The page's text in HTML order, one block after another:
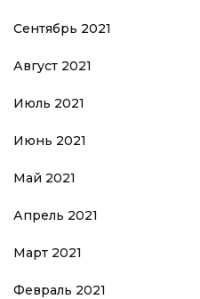
Сентябрь 2021
Август 2021
Июль 2021
Июнь 2021
Май 2021
Апрель 2021
Март 2021
Февраль 2021